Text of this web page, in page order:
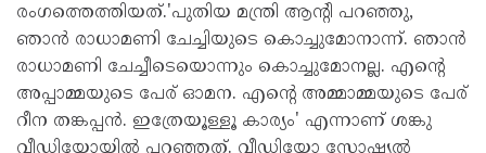
രംഗത്തെത്തിയത്.'പുതിയ മന്ത്രി ആന്റി പറഞ്ഞു,
ഞാന്‍ രാധാമണി ചേച്ചിയുടെ കൊച്ചുമോനാന്ന്. ഞാന്‍
രാധാമണി ചേച്ചീടെയൊന്നും കൊച്ചുമോനല്ല. എന്റെ
അപ്പാമ്മയുടെ പേര് ഓമന. എന്റെ അമ്മാമ്മയുടെ പേര്
റീന തങ്കപ്പൻ. ഇത്രേയൂള്ളൂ കാര്യം' എന്നാണ് ശങ്കു
വീഡിയോയില്‍ പറഞ്ഞത്. വീഡിയോ സോഷ്യല്‍